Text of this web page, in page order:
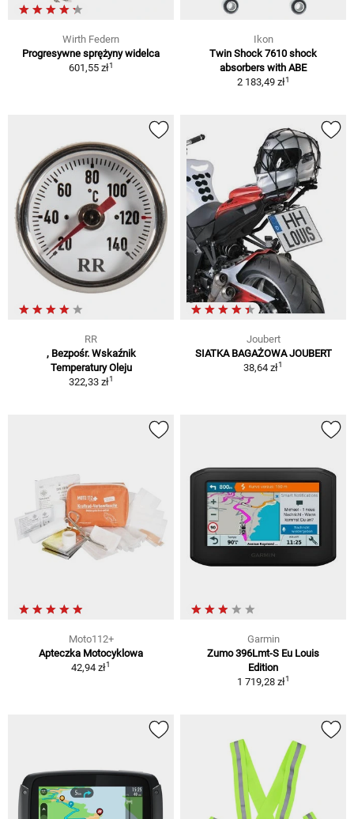
Wirth Federn
Progresywne sprężyny widelca
601,55 zł1
Ikon
Twin Shock 7610 shock
absorbers with ABE
2 183,49 zł1
RR
, Bezpośr. Wskaźnik
Temperatury Oleju
322,33 zł1
Joubert
SIATKA BAGAŻOWA JOUBERT
38,64 zł1
Moto112+
Apteczka Motocyklowa
42,94 zł1
Garmin
Zumo 396Lmt-S Eu Louis
Edition
1 719,28 zł1